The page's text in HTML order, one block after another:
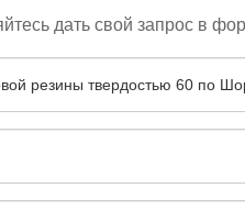
дать свой запрос в